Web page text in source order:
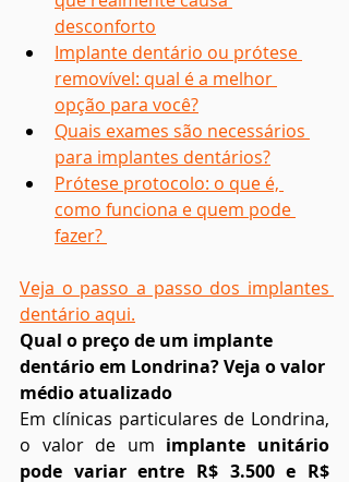
desconforto
Implante dentário ou prótese
removível: qual é a melhor
opção para você?
Quais exames são necessários
para implantes dentários?
Prótese protocolo: o que é,
como funciona e quem pode
fazer?
Veja o passo a passo dos implantes
dentário aqui.
Qual o preço de um implante
dentário em Londrina? Veja o valor
médio atualizado
Em clínicas particulares de Londrina,
o valor de um implante unitário
pode variar entre R$ 3.500 e R$